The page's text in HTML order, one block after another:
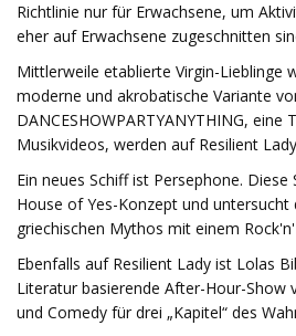
Richtlinie nur für Erwachsene, um
eher auf Erwachsene zugeschnitten
Mittlerweile etablierte Virgin-Lieblinge
moderne und akrobatische Variante
DANCESHOWPARTYANYTHING, eine
Musikvideos, werden auf Resilient
Ein neues Schiff ist Persephone.
House of Yes-Konzept und untersucht
griechischen Mythos mit einem
Ebenfalls auf Resilient Lady ist Lolas
Literatur basierende After-Hour-Show
und Comedy für drei „Kapitel“ des